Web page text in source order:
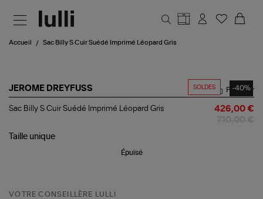
Accueil Sac Billy S Cuir Suédé Imprimé Léopard Gris
SOLDES -40%
JEROME DREYFUSS
Sac
Cuir
Partager
Sac Billy S Cuir Suédé Imprimé Léopard Gris 426,00 €
Taille unique
Épuisé
VOTRE CONSEILLÈRE LULLI